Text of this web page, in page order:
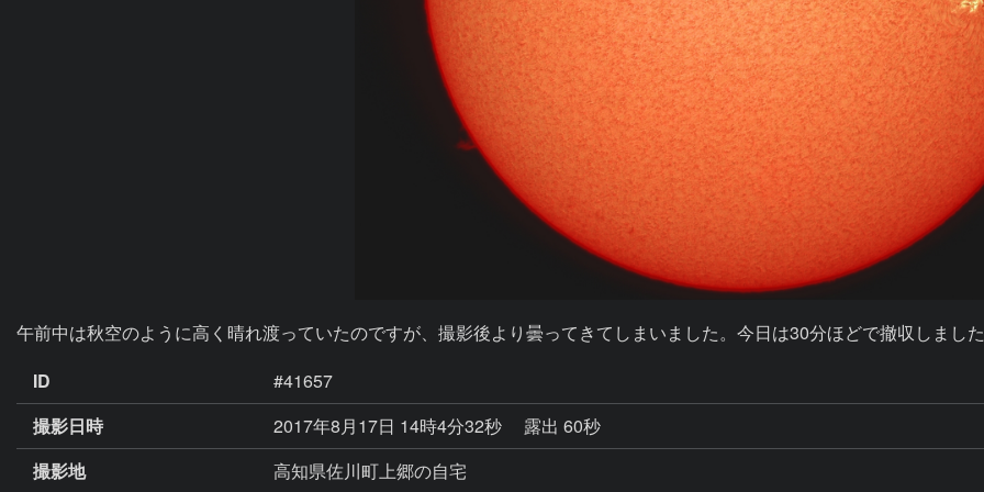
午前中は秋空のように高く晴れ渡っていたのですが、撮影後より曇ってきてしまいました。今日は30分ほどで撤収しまし
ID
#41657
撮影日時
2017年8月17日 14時4分32秒
露出 60秒
撮影地
高知県佐川町上郷の自宅